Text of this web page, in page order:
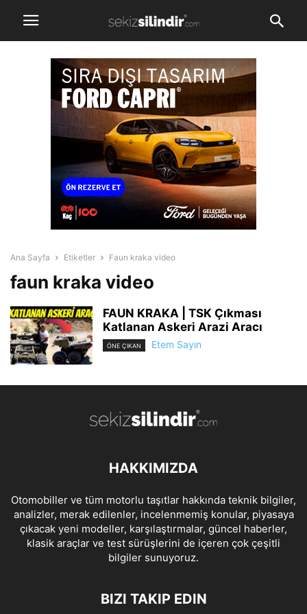
Ana Sayfa Etiketler Faun kraka video
faun kraka video
FAUN KRAKA | TSK Çıkması
Katlanan Askeri Arazi Aracı
ÖNE ÇIKAN Etem Sayın
HAKKIMIZDA
Otomobiller ve tüm motorlu taşıtlar hakkında teknik bilgiler,
analizler, merak edilenler, incelenmemiş konular, piyasaya
çıkacak yeni modeller, karşılaştırmalar, güncel haberler,
klasik araçlar ve test sürüşlerini de içeren çok çeşitli
bilgiler sunuyoruz.
BIZI TAKIP EDIN